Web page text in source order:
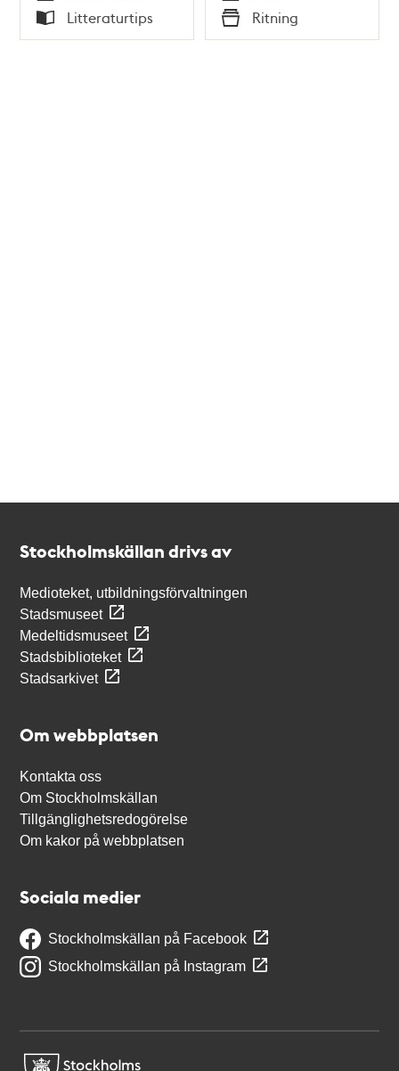
Tid
Typ
Litteraturtips Tid
Typ
Ritning
Stockholmskällan drivs av
Medioteket, utbildningsförvaltningen
Stadsmuseet
Medeltidsmuseet
Stadsbiblioteket
Stadsarkivet
Om webbplatsen
Kontakta oss
Om Stockholmskällan
Tillgänglighetsredogörelse
Om kakor på webbplatsen
Sociala medier
Stockholmskällan på Facebook
Stockholmskällan på Instagram